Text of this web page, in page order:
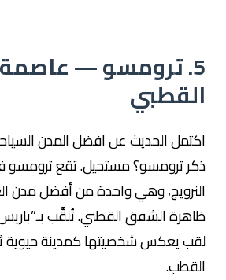
5. ترومسو —
القطبي
اكتمل الحديث عن افضل المدن
ذكر ترومسو؟ مستحيل. تقع
النرويج، وهي واحدة من أفضل مدن
ظاهرة الشفق القطبي. تُلقَّب
لقب يعكس شخصيتها كمدينة حيوية
القطب.